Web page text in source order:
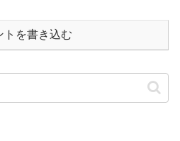
トを書き込む